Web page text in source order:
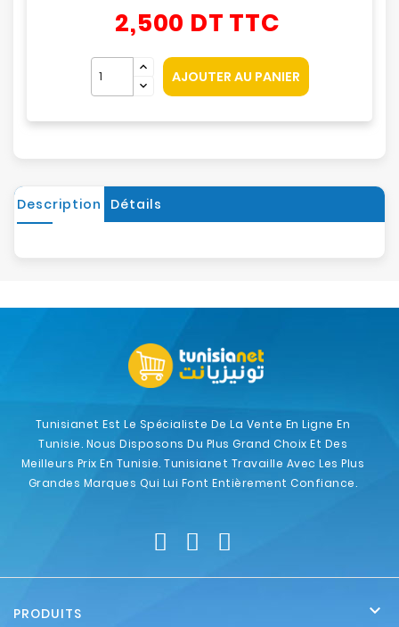
2,500 DT TTC
AJOUTER AU PANIER
Description Détails
Tunisianet Est Le Spécialiste De La Vente En Ligne En
Tunisie. Nous Disposons Du Plus Grand Choix Et Des
Meilleurs Prix En Tunisie. Tunisianet Travaille Avec Les Plus
Grandes Marques Qui Lui Font Entièrement Confiance.
PRODUITS 